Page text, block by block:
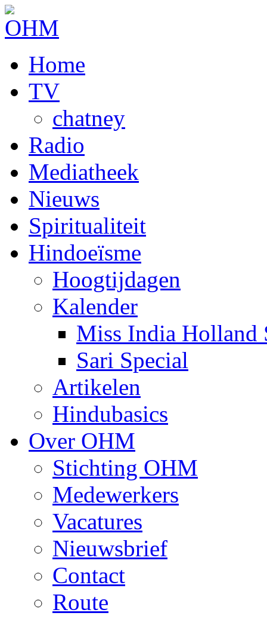
Home
TV
chatney
Radio
Mediatheek
Nieuws
Spiritualiteit
Hindoeïsme
Hoogtijdagen
Kalender
Miss India Holland
Sari Special
Artikelen
Hindubasics
Over OHM
Stichting OHM
Medewerkers
Vacatures
Nieuwsbrief
Contact
Route